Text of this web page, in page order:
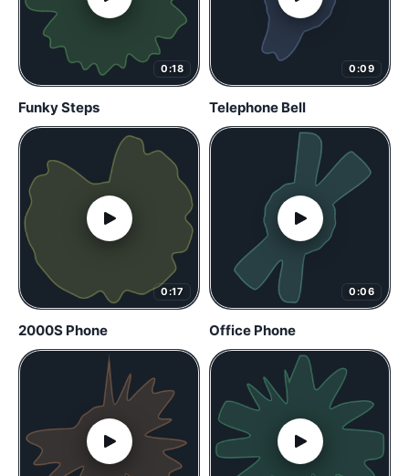
0:18
Funky Steps
0:09
Telephone Bell
0:17
2000S Phone
0:06
Office Phone